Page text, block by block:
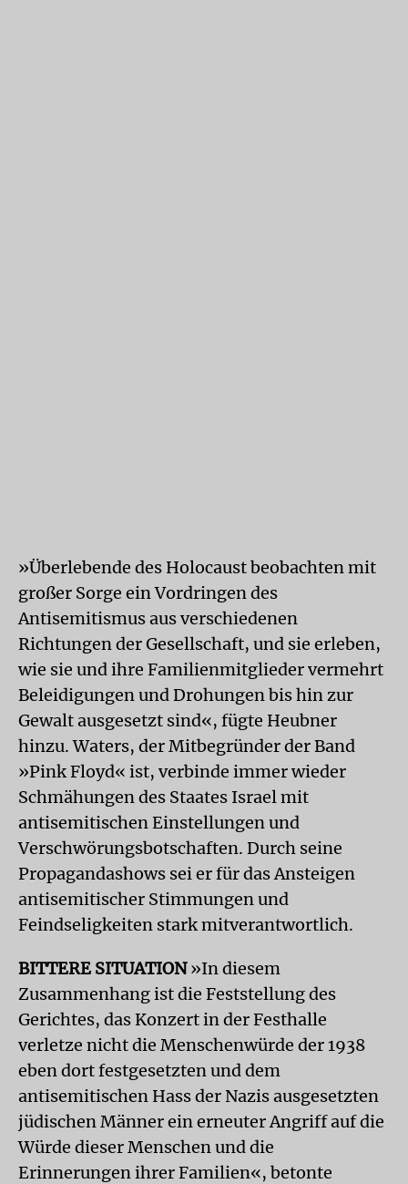
»Überlebende des Holocaust beobachten mit
großer Sorge ein Vordringen des
Antisemitismus aus verschiedenen
Richtungen der Gesellschaft, und sie erleben,
wie sie und ihre Familienmitglieder vermehrt
Beleidigungen und Drohungen bis hin zur
Gewalt ausgesetzt sind«, fügte Heubner
hinzu. Waters, der Mitbegründer der Band
»Pink Floyd« ist, verbinde immer wieder
Schmähungen des Staates Israel mit
antisemitischen Einstellungen und
Verschwörungsbotschaften. Durch seine
Propagandashows sei er für das Ansteigen
antisemitischer Stimmungen und
Feindseligkeiten stark mitverantwortlich.
BITTERE SITUATION»In diesem
Zusammenhang ist die Feststellung des
Gerichtes, das Konzert in der Festhalle
verletze nicht die Menschenwürde der 1938
eben dort festgesetzten und dem
antisemitischen Hass der Nazis ausgesetzten
jüdischen Männer ein erneuter Angriff auf die
Würde dieser Menschen und die
Erinnerungen ihrer Familien«, betonte